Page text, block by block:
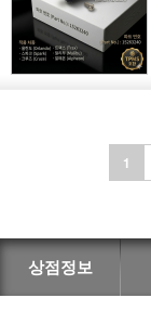
1
상점정보